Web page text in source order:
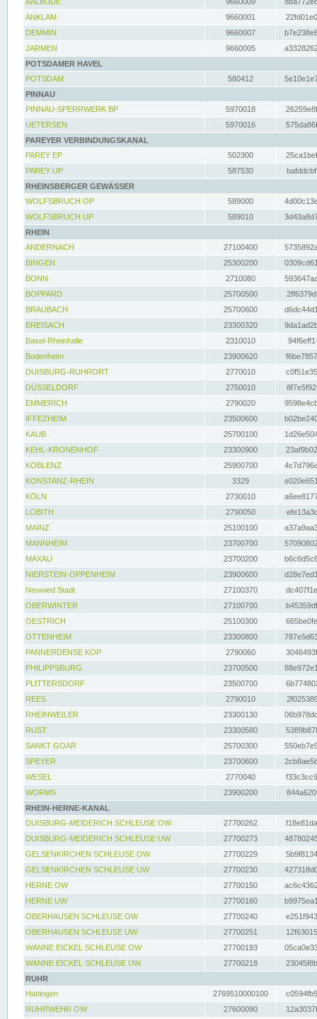
ANKLAM
9660001
DEMMIN
9660007
JARMEN
9660005
POTSDAMER HAVEL
POTSDAM
580412
PINNAU
PINNAU-SPERRWERK BP
5970018
UETERSEN
5970016
PAREYER VERBINDUNGSKANAL
PAREY EP
502300
PAREY UP
587530
RHEINSBERGER GEWÄSSER
WOLFSBRUCH OP
589000
WOLFSBRUCH UP
589010
RHEIN
ANDERNACH
27100400
BINGEN
25300200
BONN
2710080
BOPPARD
25700500
BRAUBACH
25700600
BREISACH
23300320
Basel-Rheinhalle
2310010
Bodenheim
23900620
DUISBURG-RUHRORT
2770010
DÜSSELDORF
2750010
EMMERICH
2790020
IFFEZHEIM
23500600
KAUB
25700100
KEHL-KRONENHOF
23300900
KOBLENZ
25900700
KONSTANZ-RHEIN
3329
KÖLN
2730010
LOBITH
2790050
MAINZ
25100100
MANNHEIM
23700700
MAXAU
23700200
NIERSTEIN-OPPENHEIM
23900600
Neuwied Stadt
27100370
OBERWINTER
27100700
OESTRICH
25100300
OTTENHEIM
23300800
PANNERDENSE KOP
2790060
PHILIPPSBURG
23700500
PLITTERSDORF
23500700
REES
2790010
RHEINWEILER
23300130
RUST
23300580
SANKT GOAR
25700300
SPEYER
23700600
WESEL
2770040
WORMS
23900200
RHEIN-HERNE-KANAL
DUISBURG-MEIDERICH SCHLEUSE OW
27700262
DUISBURG-MEIDERICH SCHLEUSE UW
27700273
GELSENKIRCHEN SCHLEUSE OW
27700229
GELSENKIRCHEN SCHLEUSE UW
27700230
HERNE OW
27700150
HERNE UW
27700160
OBERHAUSEN SCHLEUSE OW
27700240
OBERHAUSEN SCHLEUSE UW
27700251
WANNE EICKEL SCHLEUSE OW
27700193
WANNE EICKEL SCHLEUSE UW
27700218
RUHR
Hattingen
2769510000100
RUHRWEHR OW
27600090